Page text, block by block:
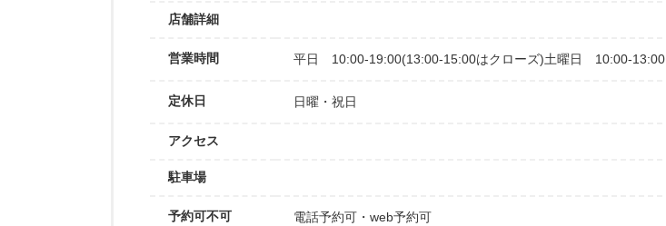
店舗詳細
営業時間 平日 10:00-19:00(13:00-15:00はクローズ)土曜日 10:00-13:00
定休日 日曜・祝日
アクセス
駐車場
予約可不可 電話予約可・web予約可